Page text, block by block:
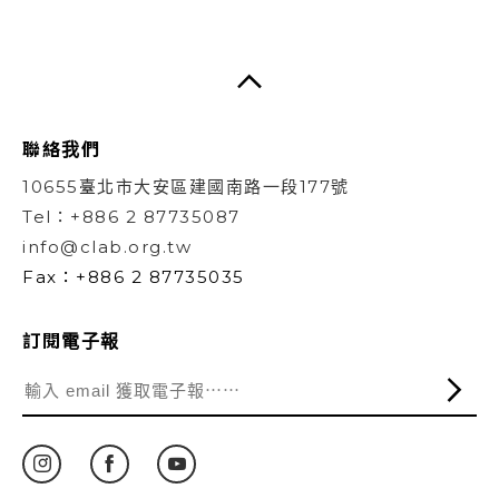
聯絡我們
10655臺北市大安區建國南路一段177號
Tel：+886 2 87735087
info@clab.org.tw
Fax：+886 2 87735035
訂閱電子報